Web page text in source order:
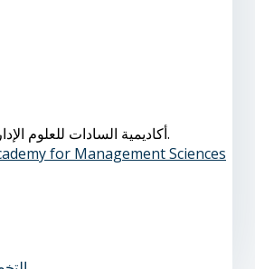
for Management Sciences